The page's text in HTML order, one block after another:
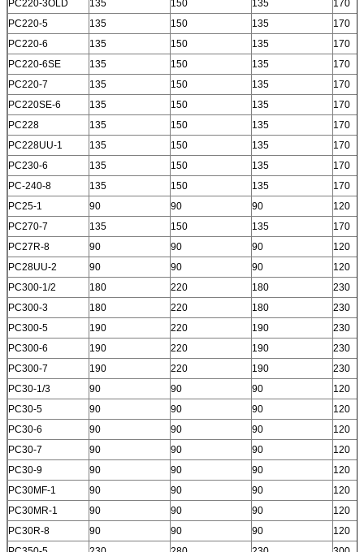
PC220-3OLD 135 150 135
170
PC220-5
135 150 135
170
PC220-6
135 150 135
170
PC220-6SE
135 150 135
170
PC220-7
135 150 135
170
PC220SE-6
135 150 135
170
PC228
135 150 135
170
PC228UU-1
135 150 135
170
PC230-6
135 150 135
170
PC-240-8
135 150 135
170
PC25-1
90 90 90
120
PC270-7
135 150 135
170
PC27R-8
90 90 90
120
PC28UU-2
90 90 90
120
PC300-1/2
180 220 180
230
PC300-3
180 220 180
230
PC300-5
190 220 190
230
PC300-6
190 220 190
230
PC300-7
190 220 190
230
PC30-1/3
90 90 90
120
PC30-5
90 90 90
120
PC30-6
90 90 90
120
PC30-7
90 90 90
120
PC30-9
90 90 90
120
PC30MF-1
90 90 90
120
PC30MR-1
90 90 90
120
PC30R-8
90 90 90
120